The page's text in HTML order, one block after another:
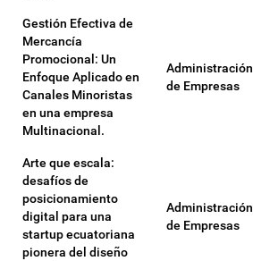
Gestión Efectiva de
Mercancía
Promocional: Un
Enfoque Aplicado en
Canales Minoristas
en una empresa
Multinacional.
Administración
de Empresas
Arte que escala:
desafíos de
posicionamiento
digital para una
startup ecuatoriana
pionera del diseño
Administración
de Empresas